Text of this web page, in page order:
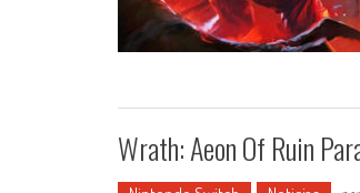
Wrath: Aeon Of Ruin